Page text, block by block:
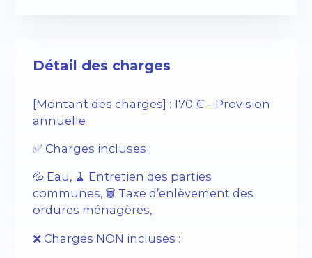
Détail des charges
[Montant des charges] : 170 € – Provision
annuelle
✅ Charges incluses :
💦 Eau, 🧹 Entretien des parties
communes, 🗑️ Taxe d’enlèvement des
ordures ménagères,
❌ Charges NON incluses :